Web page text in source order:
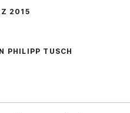
2015
PHILIPP TUSCH